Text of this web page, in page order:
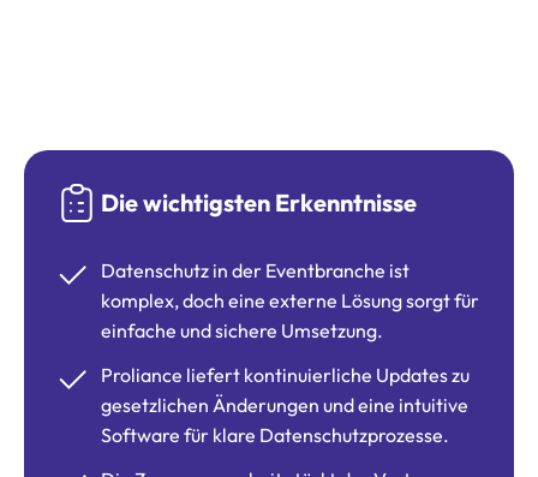
Die wichtigsten Erkenntnisse
Datenschutz in der Eventbranche ist
komplex, doch eine externe Lösung sorgt für
einfache und sichere Umsetzung.
Proliance liefert kontinuierliche Updates zu
gesetzlichen Änderungen und eine intuitive
Software für klare Datenschutzprozesse.